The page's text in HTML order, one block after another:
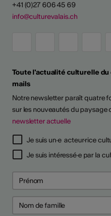
+41 (0)27 606 45 69
info@culturevalais.ch
Toute l'actualité culturelle
mails
Notre newsletter paraît quatre
sur les nouveautés du paysage
newsletter actuelle
Je suis un·e acteur·rice
Je suis intéressé·e par la